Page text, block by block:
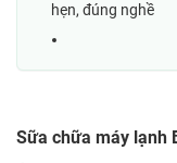
hẹn, đúng nghề
Sữa chữa máy lạnh